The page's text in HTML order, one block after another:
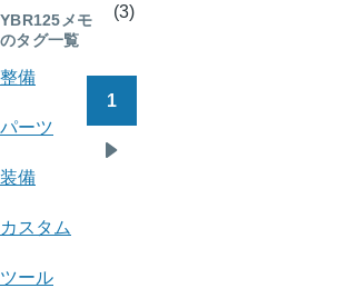
ン
ク:
YBR125
メ
YBR125メモ
のタグ一覧
整備
パーツ
装備
カスタム
ツール
(3)
ー
1